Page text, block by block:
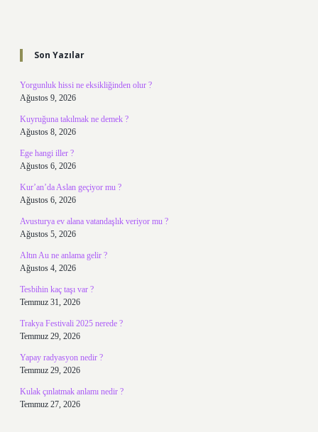
Son Yazılar
Yorgunluk hissi ne eksikliğinden olur ?
Ağustos 9, 2026
Kuyruğuna takılmak ne demek ?
Ağustos 8, 2026
Ege hangi iller ?
Ağustos 6, 2026
Kur’an’da Aslan geçiyor mu ?
Ağustos 6, 2026
Avusturya ev alana vatandaşlık veriyor mu ?
Ağustos 5, 2026
Altın Au ne anlama gelir ?
Ağustos 4, 2026
Tesbihin kaç taşı var ?
Temmuz 31, 2026
Trakya Festivali 2025 nerede ?
Temmuz 29, 2026
Yapay radyasyon nedir ?
Temmuz 29, 2026
Kulak çınlatmak anlamı nedir ?
Temmuz 27, 2026